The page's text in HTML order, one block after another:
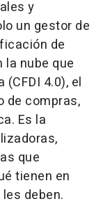
y
un gestor de
de
la nube que
4.0), el
de compras,
Es la
que
tienen en
deben.